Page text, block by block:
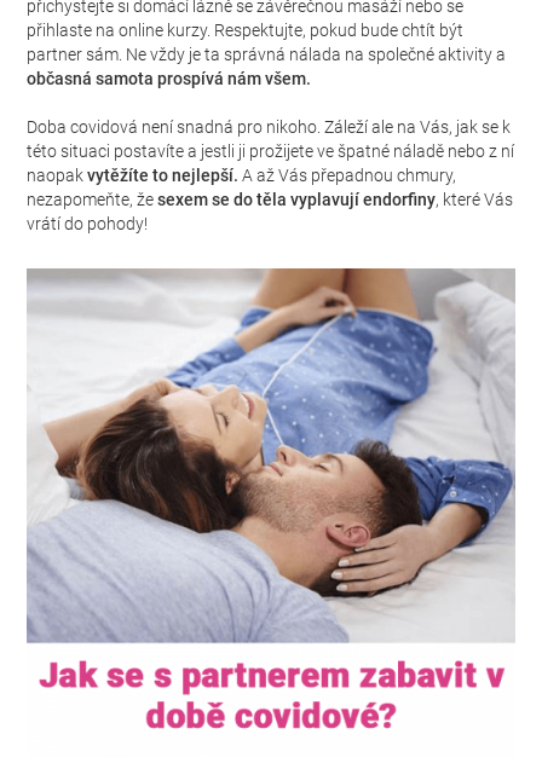
přichystejte si domácí lázně se závěrečnou masáží nebo se
přihlaste na online kurzy. Respektujte, pokud bude chtít být
partner sám. Ne vždy je ta správná nálada na společné aktivity a
občasná samota prospívá nám všem.
Doba covidová není snadná pro nikoho. Záleží ale na Vás, jak se k
této situaci postavíte a jestli ji prožijete ve špatné náladě nebo z ní
naopakvytěžíte to nejlepší. A až Vás přepadnou chmury,
nezapomeňte, žesexem se do těla vyplavují endorfiny, které Vás
vrátí do pohody!